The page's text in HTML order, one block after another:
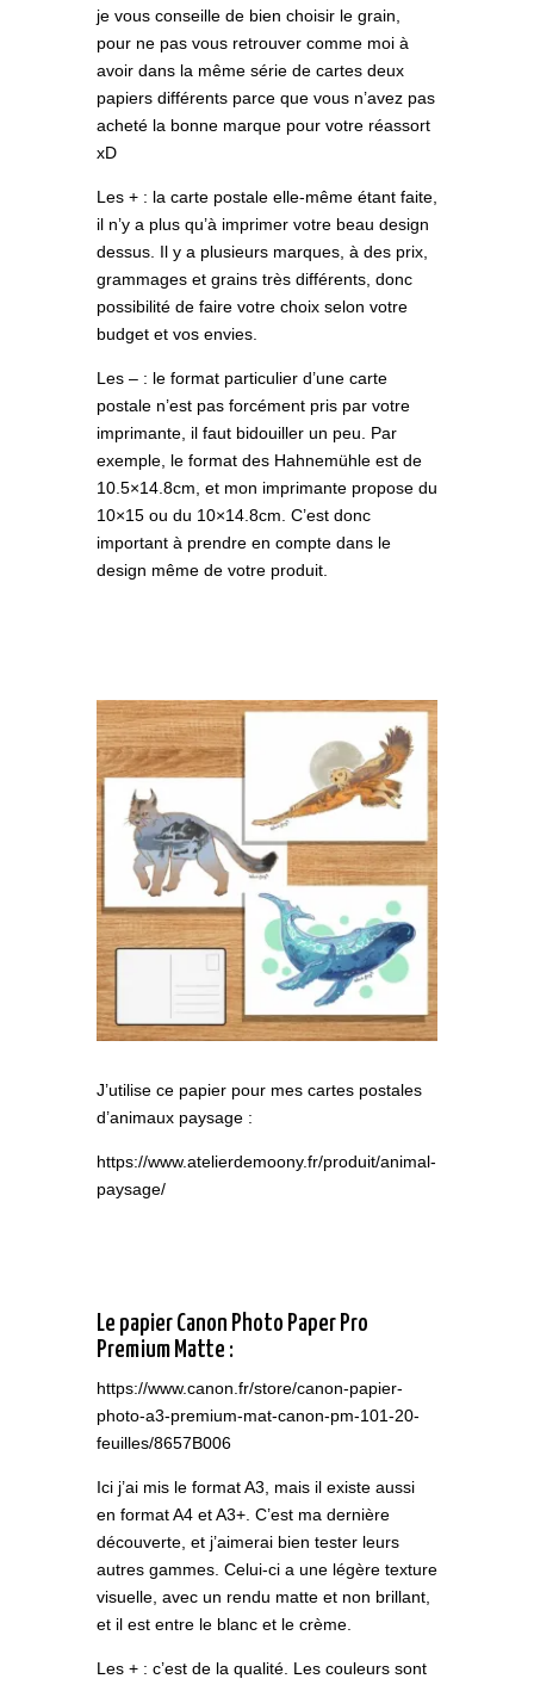
je vous conseille de bien choisir le grain,
pour ne pas vous retrouver comme moi à
avoir dans la même série de cartes deux
papiers différents parce que vous n’avez pas
acheté la bonne marque pour votre réassort
xD
Les + : la carte postale elle-même étant faite,
il n’y a plus qu’à imprimer votre beau design
dessus. Il y a plusieurs marques, à des prix,
grammages et grains très différents, donc
possibilité de faire votre choix selon votre
budget et vos envies.
Les – : le format particulier d’une carte
postale n’est pas forcément pris par votre
imprimante, il faut bidouiller un peu. Par
exemple, le format des Hahnemühle est de
10.5×14.8cm, et mon imprimante propose du
10×15 ou du 10×14.8cm. C’est donc
important à prendre en compte dans le
design même de votre produit.
J’utilise ce papier pour mes cartes postales
d’animaux paysage :
https://www.atelierdemoony.fr/produit/animal-
paysage/
Le papier Canon Photo Paper Pro
Premium Matte :
https://www.canon.fr/store/canon-papier-
photo-a3-premium-mat-canon-pm-101-20-
feuilles/8657B006
Ici j’ai mis le format A3, mais il existe aussi
en format A4 et A3+. C’est ma dernière
découverte, et j’aimerai bien tester leurs
autres gammes. Celui-ci a une légère texture
visuelle, avec un rendu matte et non brillant,
et il est entre le blanc et le crème.
Les + : c’est de la qualité. Les couleurs sont